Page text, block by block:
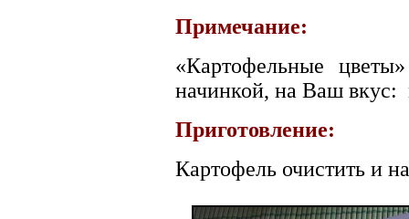
Примечание:
«Картофельные
начинкой, на Ваш
Приготовление:
Картофель очистить и